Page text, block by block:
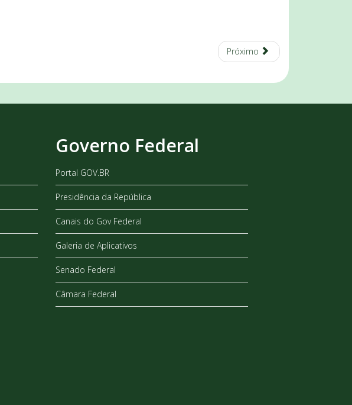
Próximo
Governo Federal
Portal GOV.BR
Presidência da República
Canais do Gov Federal
Galeria de Aplicativos
Senado Federal
Câmara Federal